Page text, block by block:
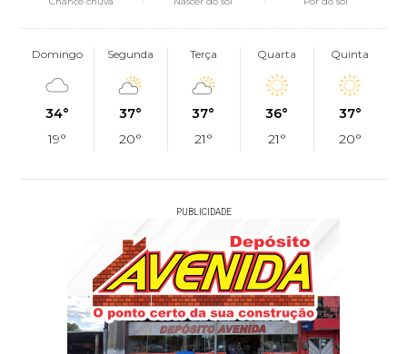
Domingo
34°
19°
Segunda
37°
20°
Terça
37°
21°
Quarta
36°
21°
Quinta
37°
20°
PUBLICIDADE